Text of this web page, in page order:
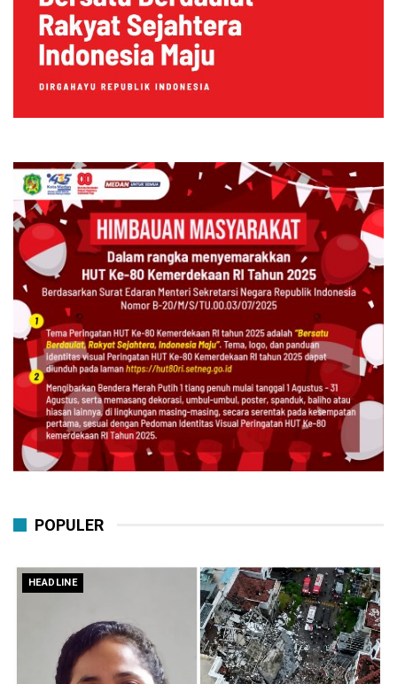
POPULER
HEADLINE